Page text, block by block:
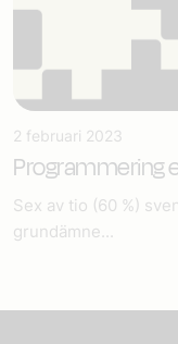
2 februari 2023
Programmering
Sex av tio (60 %)
grundämne...